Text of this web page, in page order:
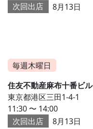
次回出店
8月13日
毎週木曜日
住友不動産麻布十番ビル
東京都港区三田1-4-1
11:30 〜 14:00
次回出店
8月13日